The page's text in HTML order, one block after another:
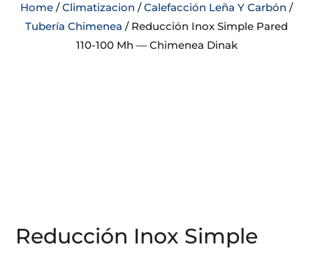
Home /Climatizacion /Calefacción Leña Y Carbón /
Tubería Chimenea / Reducción Inox Simple Pared
110-100 Mh — Chimenea Dinak
Reducción Inox Simple